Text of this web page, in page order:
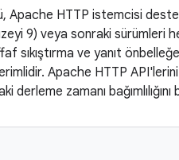
Apache HTTP istemcisi
9) veya sonraki sürümleri
sıkıştırma ve yanıt
Apache HTTP
derleme zamanı